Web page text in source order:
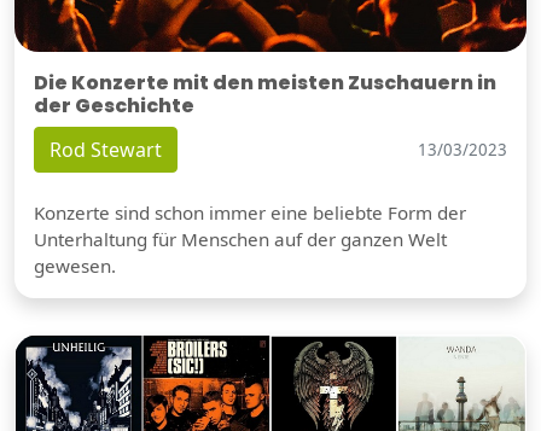
Die Konzerte mit den meisten Zuschauern in
der Geschichte
Rod Stewart 13/03/2023
Konzerte sind schon immer eine beliebte Form der
Unterhaltung für Menschen auf der ganzen Welt
gewesen.